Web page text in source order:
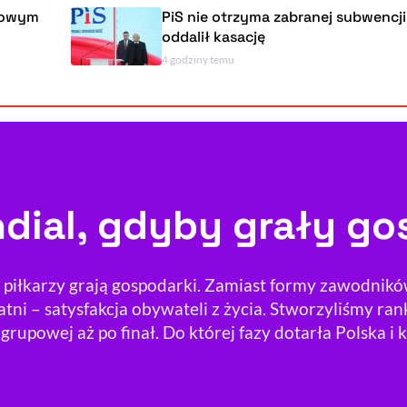
PiS nie otrzyma zabranej subwencji. NSA
oddalił kasację
4 godziny temu
gdyby grały
grają gospodarki. Zamiast formy
– satysfakcja obywateli z życia. Stworzyliśmy
aż po finał. Do której fazy dotarła Polska i